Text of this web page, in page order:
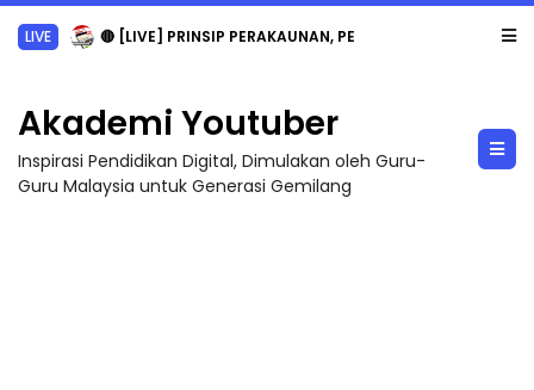
LIVE 🔴 [LIVE] PRINSIP PERAKAUNAN, PECUT SKOR SOALAN 1 TRIAL OLEH CIKGU WAN...
Akademi Youtuber
Inspirasi Pendidikan Digital, Dimulakan oleh Guru-
Guru Malaysia untuk Generasi Gemilang